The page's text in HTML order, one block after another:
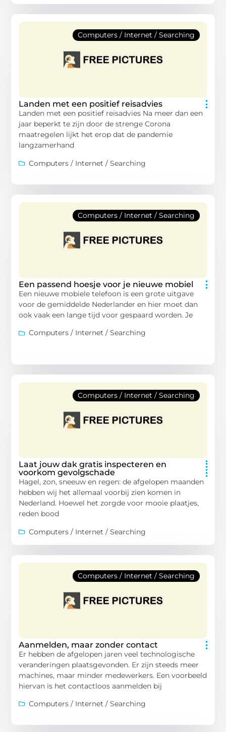
Computers / Internet / Searching
Landen met een positief reisadvies
Landen met een positief reisadvies Na meer dan een
jaar beperkt te zijn door de strenge Corona
maatregelen lijkt het erop dat de pandemie
langzamerhand
Computers / Internet / Searching
Computers / Internet / Searching
Een passend hoesje voor je nieuwe mobiel
Een nieuwe mobiele telefoon is een grote uitgave
voor de gemiddelde Nederlander en hier moet dan
ook vaak een lange tijd voor gespaard worden. Je
Computers / Internet / Searching
Computers / Internet / Searching
Laat jouw dak gratis inspecteren en
voorkom gevolgschade
Hagel, zon, sneeuw en regen: de afgelopen maanden
hebben wij het allemaal voorbij zien komen in
Nederland. Hoewel het zorgde voor mooie plaatjes,
reden bood
Computers / Internet / Searching
Computers / Internet / Searching
Aanmelden, maar zonder contact
Er hebben de afgelopen jaren veel technologische
veranderingen plaatsgevonden. Er zijn steeds meer
machines, maar minder medewerkers. Een voorbeeld
hiervan is het contactloos aanmelden bij
Computers / Internet / Searching